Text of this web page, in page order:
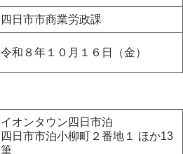
四日市市商業労政課
令和８年１０月１６日（金）
イオンタウン四日市泊
四日市市泊小柳町２番地１ ほか13
筆